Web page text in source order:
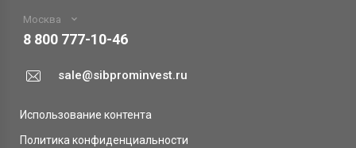
Москва
8 800 777-10-46
sale@sibprominvest.ru
Использование контента
Политика конфиденциальности